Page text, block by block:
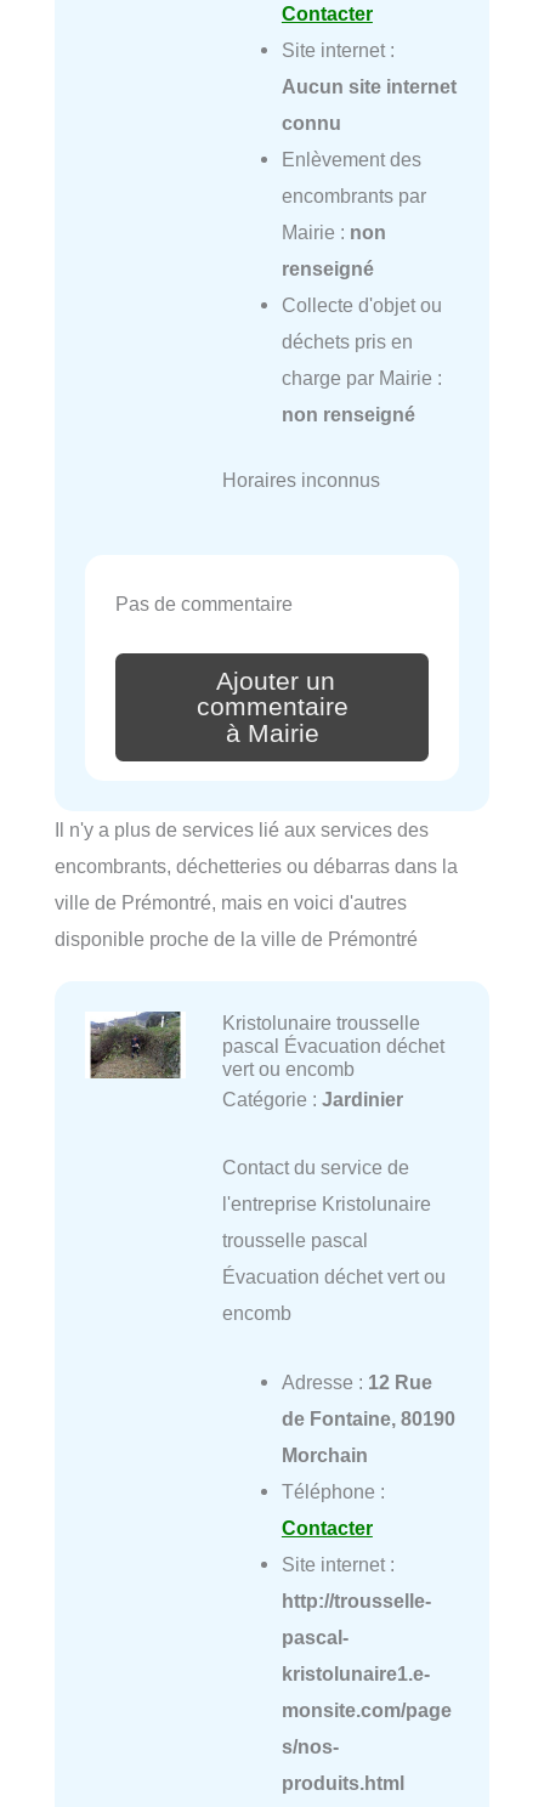
Contacter
Site internet :
Aucun site internet
connu
Enlèvement des
encombrants par
Mairie : non
renseigné
Collecte d'objet ou
déchets pris en
charge par Mairie :
non renseigné
Horaires inconnus
Pas de commentaire
Ajouter un
commentaire
à Mairie
Il n'y a plus de services lié aux services des
encombrants, déchetteries ou débarras dans la
ville de Prémontré, mais en voici d'autres
disponible proche de la ville de Prémontré
Kristolunaire trousselle
pascal Évacuation déchet
vert ou encomb
Catégorie : Jardinier
Contact du service de
l'entreprise Kristolunaire
trousselle pascal
Évacuation déchet vert ou
encomb
Adresse : 12 Rue
de Fontaine, 80190
Morchain
Téléphone :
Contacter
Site internet :
http://trousselle-
pascal-
kristolunaire1.e-
monsite.com/page
s/nos-
produits.html